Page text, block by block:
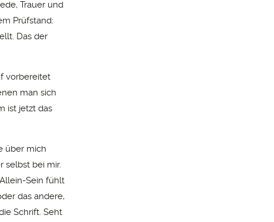
Trauer und
Prüfstand:
Das der
vorbereitet
man sich
ist jetzt das
über mich
selbst bei mir.
Sein fühlt
das andere,
Schrift. Seht